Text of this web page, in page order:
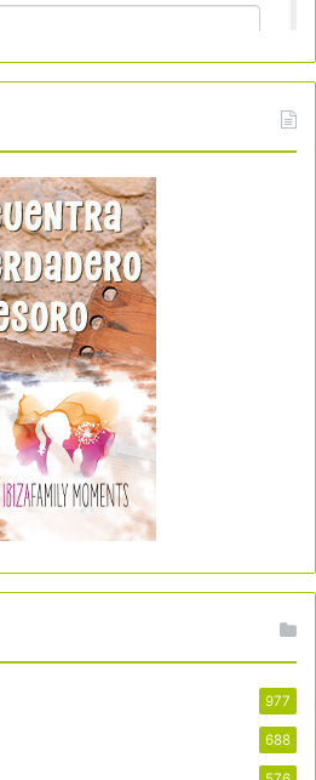
977
688